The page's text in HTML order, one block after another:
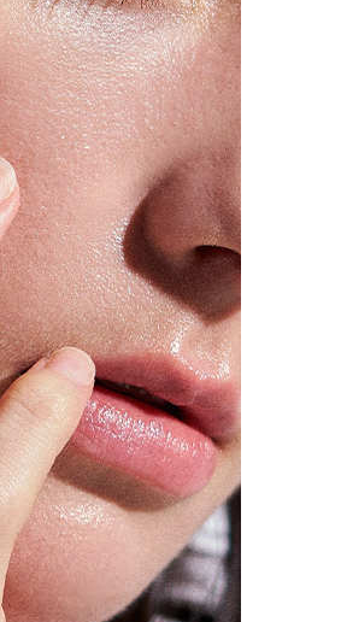
베스트 신상 아트랑